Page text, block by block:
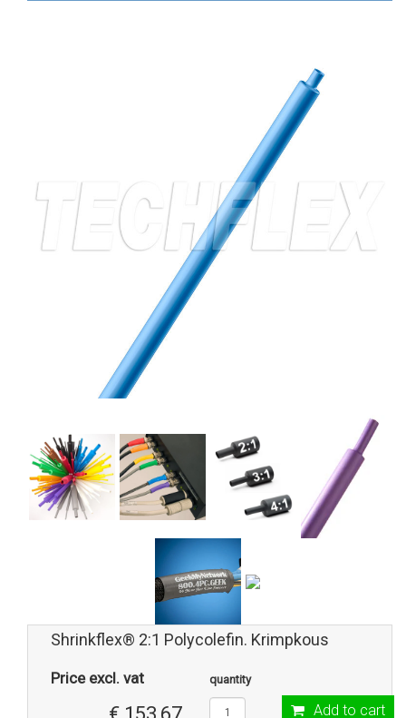
Shrinkflex® 2:1 Polycolefin. Krimpkous
Price excl. vat quantity
Add to cart